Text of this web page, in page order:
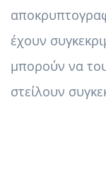
έχουν
μπορούν να
στείλουν